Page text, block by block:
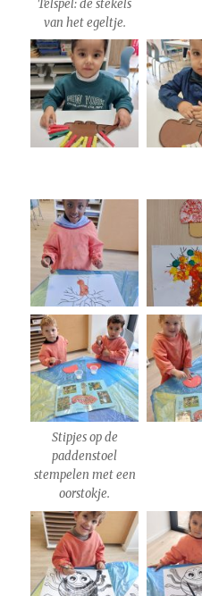
Telspel: de stekels
van het egeltje.
Stipjes op de
paddenstoel
stempelen met een
oorstokje.